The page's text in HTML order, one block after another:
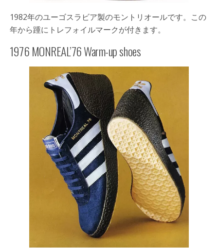
1982年のユーゴスラビア製のモントリオールです。この
年から踵にトレフォイルマークが付きます。
1976 MONREAL’76 Warm-up shoes